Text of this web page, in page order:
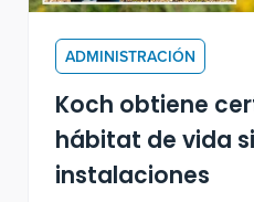
ADMINISTRACIÓN
Koch obtiene
hábitat de vida
instalaciones